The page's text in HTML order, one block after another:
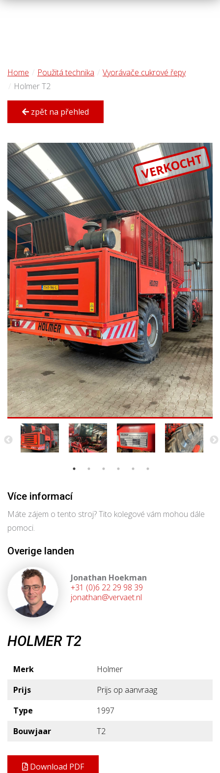
Home Použitá technika
Vyorávače cukrové řepy
Holmer T2
zpět na přehled
VERKOCHT
Více informací
Máte zájem o tento stroj? Tito kolegové vám mohou dále
pomoci.
Overige landen
Jonathan Hoekman
+31 (0)6 22 29 98 39
jonathan@vervaet.nl
HOLMER T2
Merk
Holmer
Prijs
Prijs op aanvraag
Type
1997
Bouwjaar
T2
Download PDF